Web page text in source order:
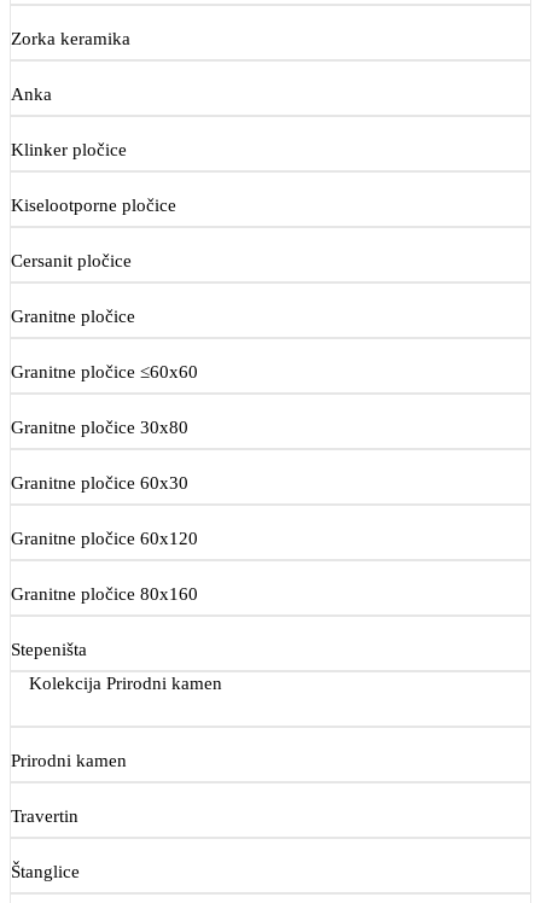
Zorka keramika
Anka
Klinker pločice
Kiselootporne pločice
Cersanit pločice
Granitne pločice
Granitne pločice ≤60x60
Granitne pločice 30x80
Granitne pločice 60x30
Granitne pločice 60x120
Granitne pločice 80x160
Stepeništa
Kolekcija Prirodni kamen
Prirodni kamen
Travertin
Štanglice